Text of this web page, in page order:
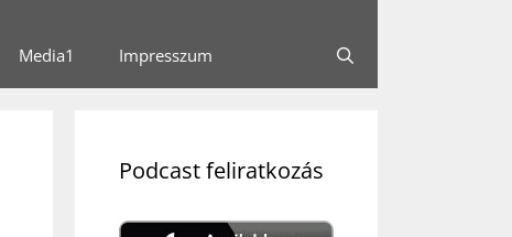
Media1 Impresszum
Podcast feliratkozás